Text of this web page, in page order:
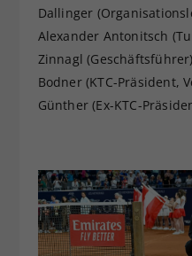
Dallinger
Alexander Antonitsch
Zinnagl
Bodner (KTC-Präsident,
Günther (Ex-KTC-